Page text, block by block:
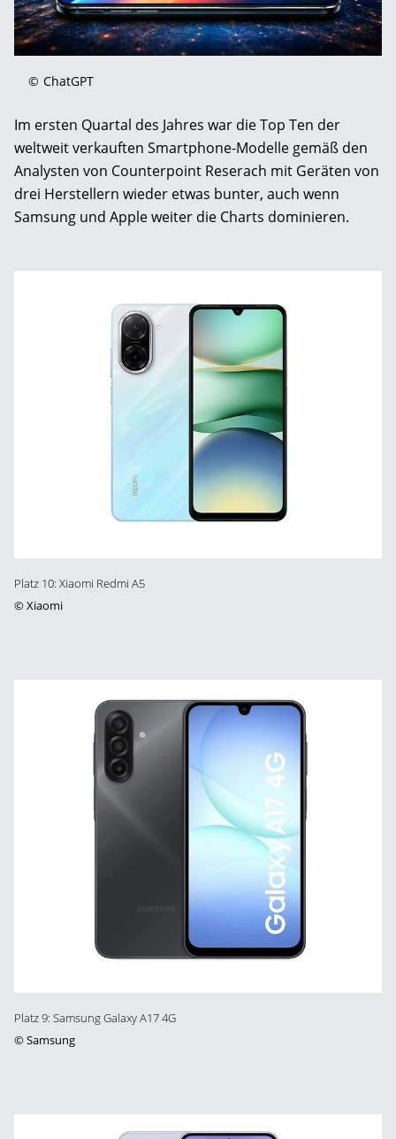
© ChatGPT
Im ersten Quartal des Jahres war die Top Ten der
weltweit verkauften Smartphone-Modelle gemäß den
Analysten von Counterpoint Reserach mit Geräten von
drei Herstellern wieder etwas bunter, auch wenn
Samsung und Apple weiter die Charts dominieren.
Platz 10: Xiaomi Redmi A5
©Xiaomi
Platz 9: Samsung Galaxy A17 4G
©Samsung